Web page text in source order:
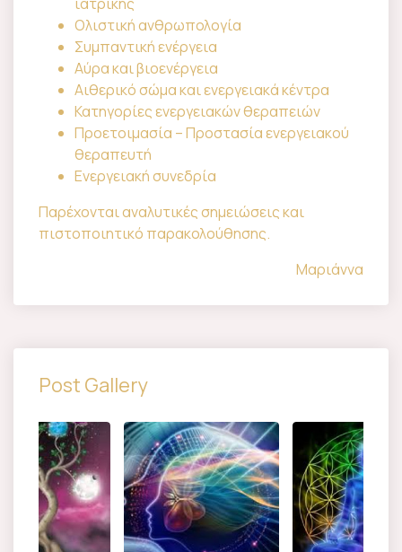
Ολιστική ανθρωπολογία
Συμπαντική ενέργεια
Αύρα και βιοενέργεια
Αιθερικό σώμα και ενεργειακά κέντρα
Κατηγορίες ενεργειακών θεραπειών
Προετοιμασία – Προστασία ενεργειακού
θεραπευτή
Ενεργειακή συνεδρία
Παρέχονται αναλυτικές σημειώσεις και
πιστοποιητικό παρακολούθησης.
Μαριάννα
Post Gallery